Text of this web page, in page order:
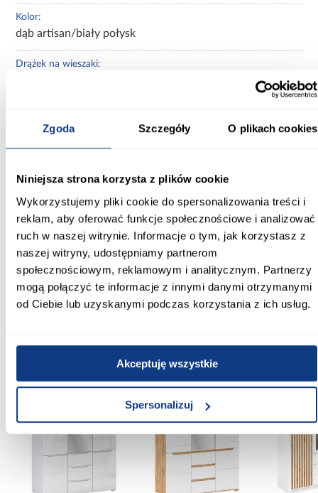
Zgoda Szczegóły O plikach cookies
Niniejsza strona korzysta z plików cookie
Wykorzystujemy pliki cookie do spersonalizowania treści i
reklam, aby oferować funkcje społecznościowe i analizować
ruch w naszej witrynie. Informacje o tym, jak korzystasz z
naszej witryny, udostępniamy partnerom
społecznościowym, reklamowym i analitycznym. Partnerzy
mogą połączyć te informacje z innymi danymi otrzymanymi
od Ciebie lub uzyskanymi podczas korzystania z ich usług.
Akceptuję wszystkie
Spersonalizuj
Kolor:
dąb artisan/biały połysk
Drążek na wieszaki:
3-drzwiowa
2-szuflady
Kolekcja:
Elso
Kolor frontów:
biały połysk
Zobacz więcej >
Inni Klienci sprawdzali również